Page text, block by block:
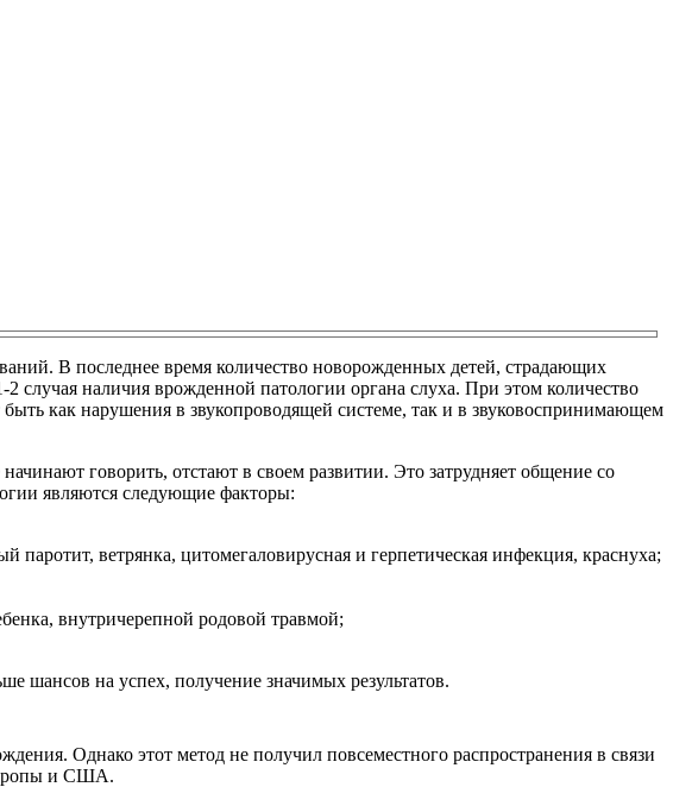
В последнее время количество новорожденных детей, страдающих
наличия врожденной патологии органа слуха. При этом количество
как нарушения в звукопроводящей системе, так и в звуковоспринимающем
говорить, отстают в своем развитии. Это затрудняет общение со
являются следующие факторы:
ветрянка, цитомегаловирусная и герпетическая инфекция, краснуха;
внутричерепной родовой травмой;
шансов на успех, получение значимых результатов.
Однако этот метод не получил повсеместного распространения в связи
и США.